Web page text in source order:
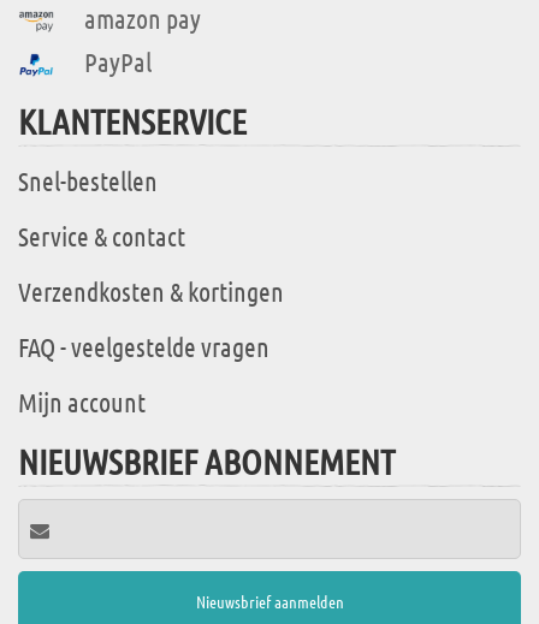
amazon pay
PayPal
KLANTENSERVICE
Snel-bestellen
Service & contact
Verzendkosten & kortingen
FAQ - veelgestelde vragen
Mijn account
NIEUWSBRIEF ABONNEMENT